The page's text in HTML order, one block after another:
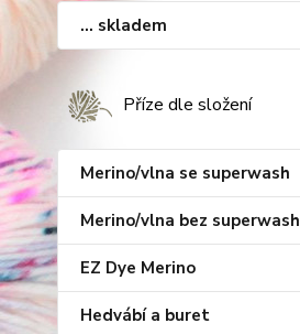
... skladem
Příze dle složení
Merino/vlna se superwash
Merino/vlna bez superwash
EZ Dye Merino
Hedvábí a buret